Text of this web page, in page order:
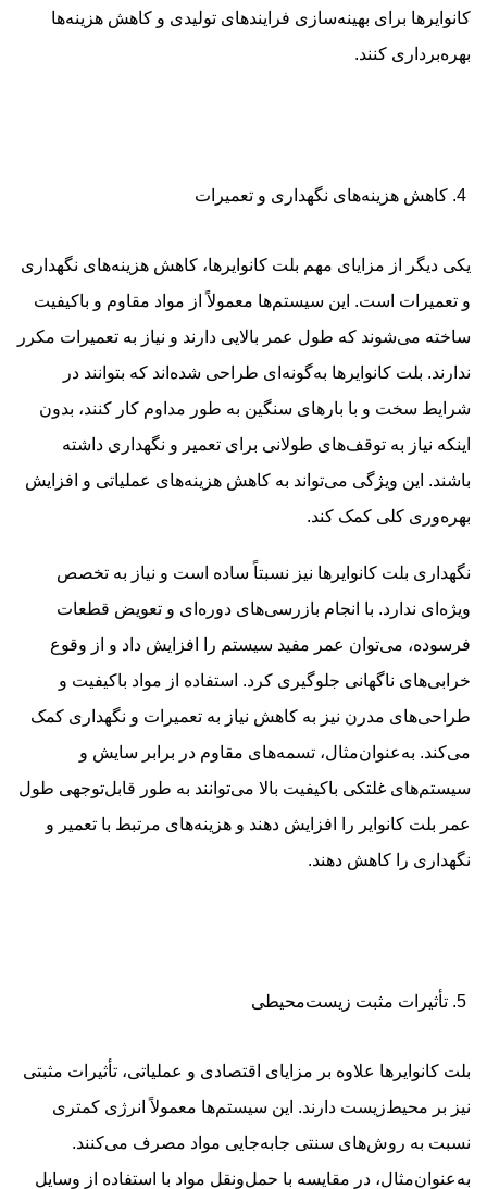
کانوایرها برای بهینه‌سازی فرایندهای تولیدی و کاهش هزینه‌ها
بهره‌برداری کنند.
یکی دیگر از مزایای مهم بلت کانوایرها، کاهش هزینه‌های نگهداری
و تعمیرات است. این سیستم‌ها معمولاً از مواد مقاوم و باکیفیت
ساخته می‌شوند که طول عمر بالایی دارند و نیاز به تعمیرات مکرر
ندارند. بلت کانوایرها به‌گونه‌ای طراحی شده‌اند که بتوانند در
شرایط سخت و با بارهای سنگین به طور مداوم کار کنند، بدون
اینکه نیاز به توقف‌های طولانی برای تعمیر و نگهداری داشته
باشند. این ویژگی می‌تواند به کاهش هزینه‌های عملیاتی و افزایش
بهره‌وری کلی کمک کند.
نگهداری بلت کانوایرها نیز نسبتاً ساده است و نیاز به تخصص
ویژه‌ای ندارد. با انجام بازرسی‌های دوره‌ای و تعویض قطعات
فرسوده، می‌توان عمر مفید سیستم را افزایش داد و از وقوع
خرابی‌های ناگهانی جلوگیری کرد. استفاده از مواد باکیفیت و
طراحی‌های مدرن نیز به کاهش نیاز به تعمیرات و نگهداری کمک
می‌کند. به‌عنوان‌مثال، تسمه‌های مقاوم در برابر سایش و
سیستم‌های غلتکی باکیفیت بالا می‌توانند به طور قابل‌توجهی طول
عمر بلت کانوایر را افزایش دهند و هزینه‌های مرتبط با تعمیر و
نگهداری را کاهش دهند.
بلت کانوایرها علاوه بر مزایای اقتصادی و عملیاتی، تأثیرات مثبتی
نیز بر محیط‌زیست دارند. این سیستم‌ها معمولاً انرژی کمتری
نسبت به روش‌های سنتی جابه‌جایی مواد مصرف می‌کنند.
به‌عنوان‌مثال، در مقایسه با حمل‌ونقل مواد با استفاده از وسایل